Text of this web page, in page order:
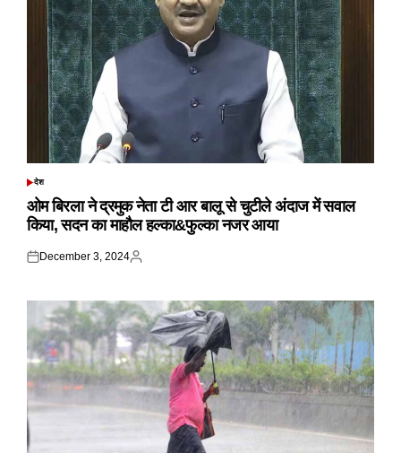
POSTED
देश
ओम बिरला ने द्रमुक नेता टी आर बालू से चुटीले अंदाज में सवाल
किया, सदन का माहौल हल्का&फुल्का नजर आया
Posted
December 3, 2024
Posted